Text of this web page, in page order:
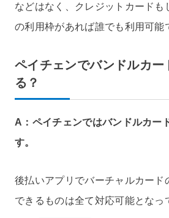
などはなく、クレジットカードも
の利用枠があれば誰でも利用可能
ペイチェンでバンドルカー
る？
A：ペイチェンではバンドルカー
す。
後払いアプリでバーチャルカード
できるものは全て対応可能となっ